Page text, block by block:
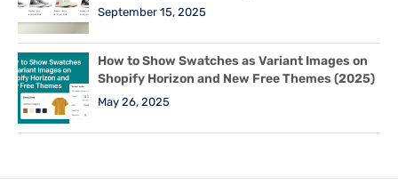
September 15, 2025
How to Show Swatches as Variant Images on
Shopify Horizon and New Free Themes (2025)
May 26, 2025